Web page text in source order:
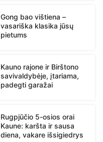
Gong bao vištiena –
vasariška klasika jūsų
pietums
Kauno rajone ir Birštono
savivaldybėje, įtariama,
padegti garažai
Rugpjūčio 5-osios orai
Kaune: karšta ir sausa
diena, vakare išsigiedrys